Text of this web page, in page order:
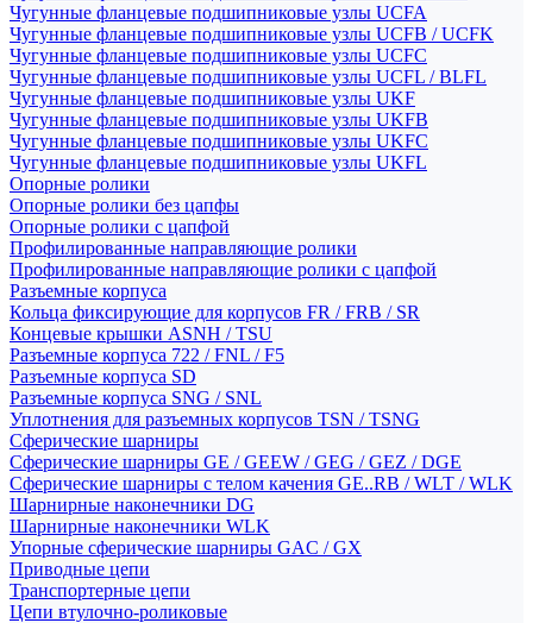
Чугунные фланцевые подшипниковые узлы UCFA
Чугунные фланцевые подшипниковые узлы UCFB / UCFK
Чугунные фланцевые подшипниковые узлы UCFC
Чугунные фланцевые подшипниковые узлы UCFL / BLFL
Чугунные фланцевые подшипниковые узлы UKF
Чугунные фланцевые подшипниковые узлы UKFB
Чугунные фланцевые подшипниковые узлы UKFC
Чугунные фланцевые подшипниковые узлы UKFL
Опорные ролики
Опорные ролики без цапфы
Опорные ролики с цапфой
Профилированные направляющие ролики
Профилированные направляющие ролики с цапфой
Разъемные корпуса
Кольца фиксирующие для корпусов FR / FRB / SR
Концевые крышки ASNH / TSU
Разъемные корпуса 722 / FNL / F5
Разъемные корпуса SD
Разъемные корпуса SNG / SNL
Уплотнения для разъемных корпусов TSN / TSNG
Сферические шарниры
Сферические шарниры GE / GEEW / GEG / GEZ / DGE
Сферические шарниры с телом качения GE..RB / WLT / WLK
Шарнирные наконечники DG
Шарнирные наконечники WLK
Упорные сферические шарниры GAC / GX
Приводные цепи
Транспортерные цепи
Цепи втулочно-роликовые